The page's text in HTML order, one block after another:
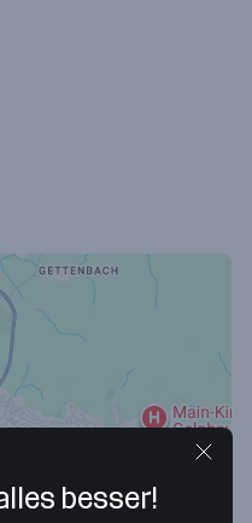
Map data ©2026 Google
besser!